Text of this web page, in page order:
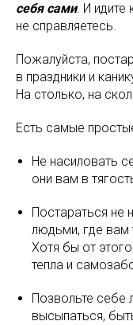
себя сами. И идите
не справляетесь.
Пожалуйста,
в праздники и
На столько, на
Есть самые
Не насиловать
они вам в
Постараться не
людьми, где вам
Хотя бы от
тепла и
Позвольте себе
высыпаться,